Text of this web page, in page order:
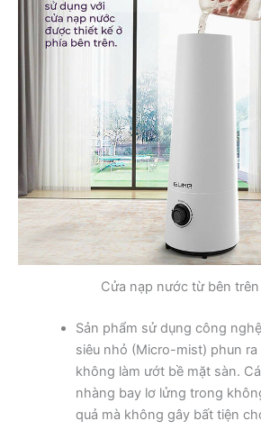
Cửa nạp nước từ bên
Sản phẩm sử dụng công
siêu nhỏ (Micro-mist) phun ra
không làm ướt bề mặt sàn.
nhàng bay lơ lửng trong
quả mà không gây bất tiện